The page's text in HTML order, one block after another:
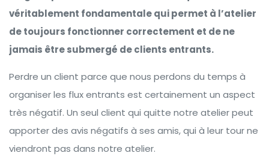
véritablement fondamentale qui permet à l’atelier
de toujours fonctionner correctement et de ne
jamais être submergé de clients entrants.
Perdre un client parce que nous perdons du temps à
organiser les flux entrants est certainement un aspect
très négatif. Un seul client qui quitte notre atelier peut
apporter des avis négatifs à ses amis, qui à leur tour ne
viendront pas dans notre atelier.